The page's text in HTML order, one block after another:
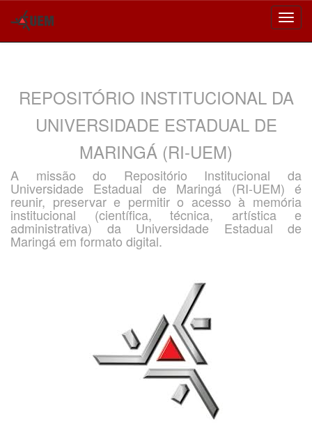
REPOSITÓRIO INSTITUCIONAL DA
UNIVERSIDADE ESTADUAL DE
MARINGÁ (RI-UEM)
A missão do Repositório Institucional da
Universidade Estadual de Maringá (RI-UEM) é
reunir, preservar e permitir o acesso à memória
institucional (científica, técnica, artística e
administrativa) da Universidade Estadual de
Maringá em formato digital.